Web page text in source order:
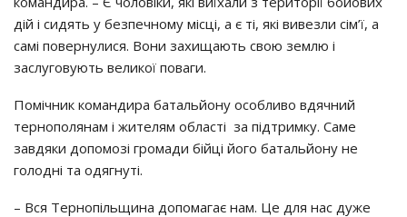
дій і сидять у безпечному місці, а є ті, які вивезли сім’ї, а
самі повернулися. Вони захищають свою землю і
заслуговують великої поваги.
Помічник командира батальйону особливо вдячний
тернополянам і жителям області за підтримку. Саме
завдяки допомозі громади бійці його батальйону не
голодні та одягнуті.
– Вся Тернопільщина допомагає нам. Це для нас дуже